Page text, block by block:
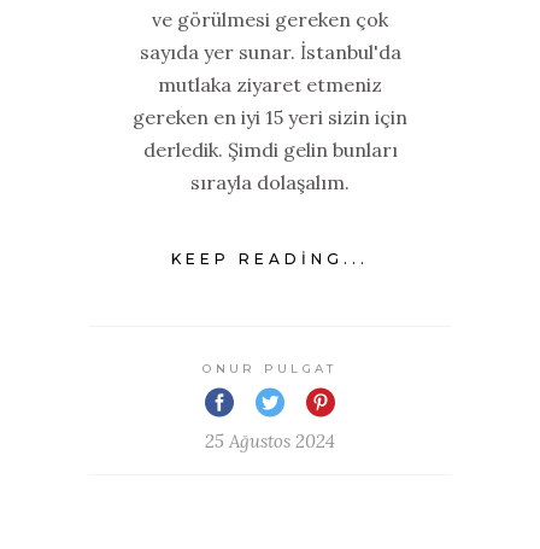
ve görülmesi gereken çok
sayıda yer sunar. İstanbul'da
mutlaka ziyaret etmeniz
gereken en iyi 15 yeri sizin için
derledik. Şimdi gelin bunları
sırayla dolaşalım.
KEEP READING...
ONUR PULGAT
25 Ağustos 2024